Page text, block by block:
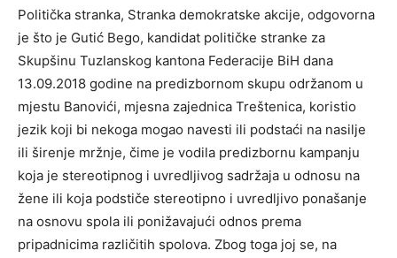
Politička stranka, Stranka demokratske akcije, odgovorna
je što je Gutić Bego, kandidat političke stranke za
Skupšinu Tuzlanskog kantona Federacije BiH dana
13.09.2018 godine na predizbornom skupu održanom u
mjestu Banovići, mjesna zajednica Treštenica, koristio
jezik koji bi nekoga mogao navesti ili podstaći na nasilje
ili širenje mržnje, čime je vodila predizbornu kampanju
koja je stereotipnog i uvredljivog sadržaja u odnosu na
žene ili koja podstiče stereotipno i uvredljivo ponašanje
na osnovu spola ili ponižavajući odnos prema
pripadnicima različitih spolova. Zbog toga joj se, na